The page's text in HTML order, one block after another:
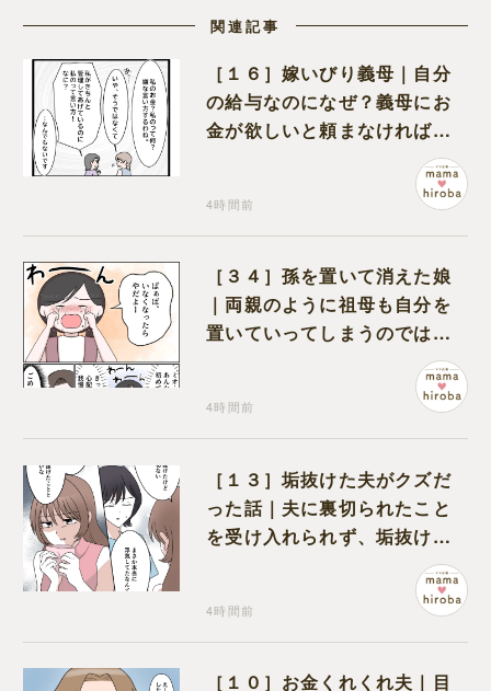
関連記事
［１６］嫁いびり義母｜自分
の給与なのになぜ？義母にお
金が欲しいと頼まなければな
4時間前
［３４］孫を置いて消えた娘
｜両親のように祖母も自分を
置いていってしまうのでは？
と怯えて泣く孫に心が痛む
4時間前
［１３］垢抜けた夫がクズだ
った話｜夫に裏切られたこと
を受け入れられず、垢抜けた
ことが関係しているのかと嘆
4時間前
［１０］お金くれくれ夫｜目